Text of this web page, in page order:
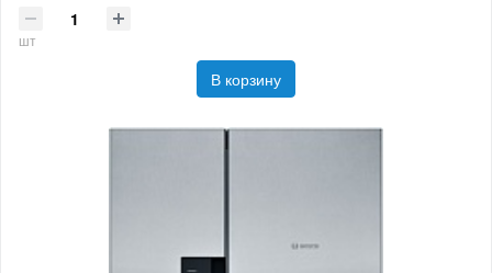
шт
В корзину